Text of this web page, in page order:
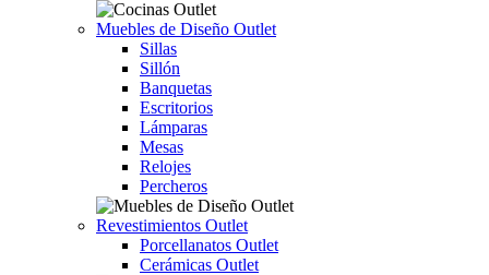
Muebles de Diseño Outlet
Sillas
Sillón
Banquetas
Escritorios
Lámparas
Mesas
Relojes
Percheros
Revestimientos Outlet
Porcellanatos Outlet
Cerámicas Outlet